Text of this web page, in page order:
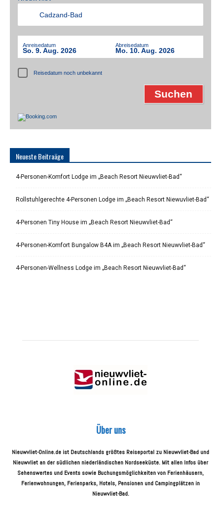
Anreisedatum
So. 9. Aug. 2026
Abreisedatum
Mo. 10. Aug. 2026
Reisedatum noch unbekannt
Neueste Beitraäge
4-Personen-Komfort Lodge im „Beach Resort Nieuwvliet-Bad“
Rollstuhlgerechte 4-Personen Lodge im „Beach Resort Niewuvliet-Bad“
4-Personen Tiny House im „Beach Resort Nieuwvliet-Bad“
4-Personen-Komfort Bungalow B4A im „Beach Resort Nieuwvliet-Bad“
4-Personen-Wellness Lodge im „Beach Resort Nieuwvliet-Bad“
Über uns
Nieuwvliet-Online.de ist Deutschlands größtes Reiseportal zu Nieuwvliet-Bad und
Nieuwvliet an der südlichen niederländischen Nordseeküste. Mit allen Infos über
Sehenswertes und Events sowie Buchungsmöglichkeiten von Ferienhäusern,
Ferienwohnungen, Ferienparks, Hotels, Pensionen und Campingplätzen in
Nieuwvliet-Bad.